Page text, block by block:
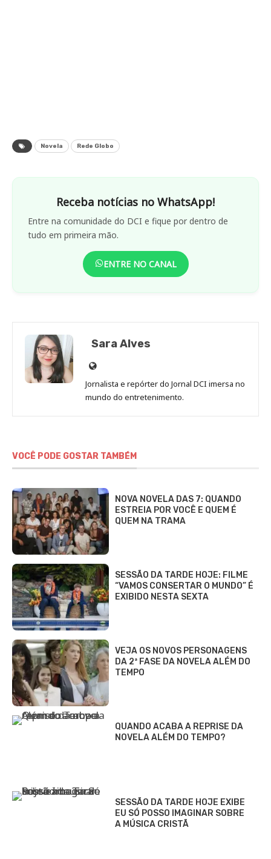
Novela Rede Globo
Receba notícias no WhatsApp!
Entre na comunidade do DCI e fique por dentro de
tudo em primeira mão.
ENTRE NO CANAL
Sara Alves
Site
de
Sara
Jornalista e repórter do Jornal DCI imersa no
mundo do entretenimento.
VOCÊ PODE GOSTAR TAMBÉM
NOVA NOVELA DAS 7: QUANDO
ESTREIA POR VOCÊ E QUEM É
QUEM NA TRAMA
SESSÃO DA TARDE HOJE: FILME
“VAMOS CONSERTAR O MUNDO” É
EXIBIDO NESTA SEXTA
VEJA OS NOVOS PERSONAGENS
DA 2ª FASE DA NOVELA ALÉM DO
TEMPO
QUANDO ACABA A REPRISE DA
NOVELA ALÉM DO TEMPO?
SESSÃO DA TARDE HOJE EXIBE
EU SÓ POSSO IMAGINAR SOBRE
A MÚSICA CRISTÃ